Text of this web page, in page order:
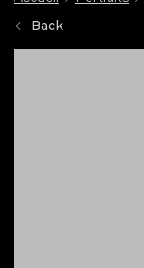
Back